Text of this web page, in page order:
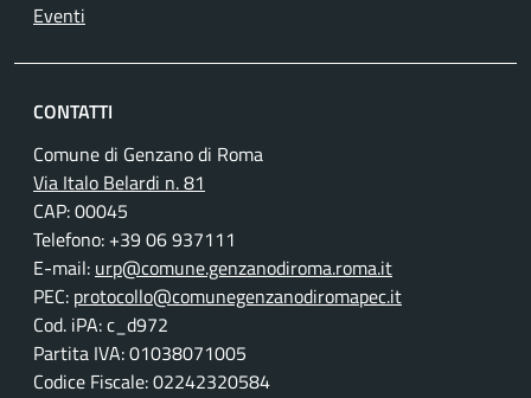
Eventi
CONTATTI
Comune di Genzano di Roma
Via Italo Belardi n. 81
CAP: 00045
Telefono: +39 06 937111
E-mail: urp@comune.genzanodiroma.roma.it
PEC: protocollo@comunegenzanodiromapec.it
Cod. iPA: c_d972
Partita IVA: 01038071005
Codice Fiscale: 02242320584